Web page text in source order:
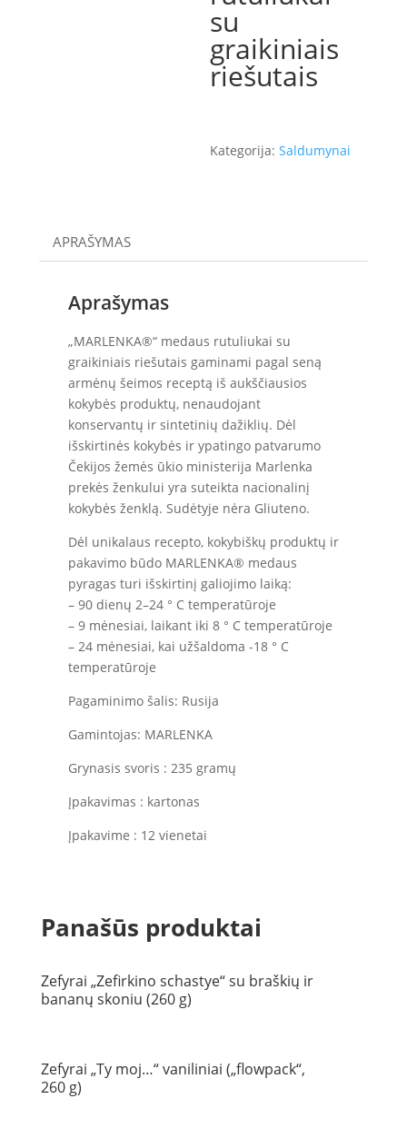
su
graikiniais
riešutais
Kategorija:Saldumynai
APRAŠYMAS
Aprašymas
„MARLENKA®“ medaus rutuliukai su
graikiniais riešutais gaminami pagal seną
armėnų šeimos receptą iš aukščiausios
kokybės produktų, nenaudojant
konservantų ir sintetinių dažiklių. Dėl
išskirtinės kokybės ir ypatingo patvarumo
Čekijos žemės ūkio ministerija Marlenka
prekės ženkului yra suteikta nacionalinį
kokybės ženklą. Sudėtyje nėra Gliuteno.
Dėl unikalaus recepto, kokybiškų produktų ir
pakavimo būdo MARLENKA® medaus
pyragas turi išskirtinį galiojimo laiką:
– 90 dienų 2–24 ° C temperatūroje
– 9 mėnesiai, laikant iki 8 ° C temperatūroje
– 24 mėnesiai, kai užšaldoma -18 ° C
temperatūroje
Pagaminimo šalis: Rusija
Gamintojas: MARLENKA
Grynasis svoris : 235 gramų
Įpakavimas : kartonas
Įpakavime : 12 vienetai
Panašūs produktai
Zefyrai „Zefirkino schastye“ su braškių ir
bananų skoniu (260 g)
Zefyrai „Ty moj…“ vaniliniai („flowpack“,
260 g)